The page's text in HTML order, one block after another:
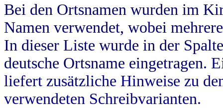
Bei den Ortsnamen wurden im
Namen verwendet, wobei
In dieser Liste wurde in der
deutsche Ortsname eingetragen.
liefert zusätzliche Hinweise zu
verwendeten Schreibvarianten.